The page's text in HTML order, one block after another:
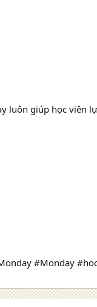
luôn giúp học viên
#Monday